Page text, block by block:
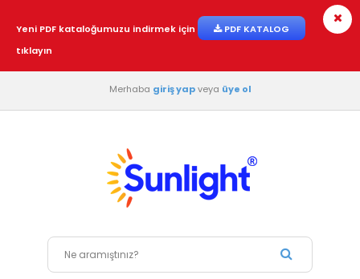
Yeni PDF kataloğumuzu indirmek için
PDF KATALOG
tıklayın
Merhaba giriş yapveya üye ol